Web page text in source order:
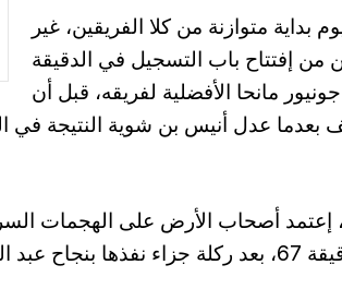
بداية متوازنة من كلا الفريقين، غير
من إفتتاح باب التسجيل في الدقيقة
مانحا الأفضلية لفريقه، قبل أن
إعتمد أصحاب الأرض على الهجمات